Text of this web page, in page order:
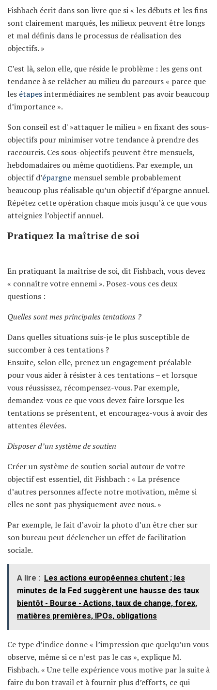
Fishbach écrit dans son livre que si « les débuts et les fins
sont clairement marqués, les milieux peuvent être longs
et mal définis dans le processus de réalisation des
objectifs. »
C’est là, selon elle, que réside le problème : les gens ont
tendance à se relâcher au milieu du parcours « parce que
les étapesintermédiaires ne semblent pas avoir beaucoup
d’importance ».
Son conseil est d' »attaquer le milieu » en fixant des sous-
objectifs pour minimiser votre tendance à prendre des
raccourcis. Ces sous-objectifs peuvent être mensuels,
hebdomadaires ou même quotidiens. Par exemple, un
objectif d’épargne mensuel semble probablement
beaucoup plus réalisable qu’un objectif d’épargne annuel.
Répétez cette opération chaque mois jusqu’à ce que vous
atteigniez l’objectif annuel.
Pratiquez la maîtrise de soi
En pratiquant la maîtrise de soi, dit Fishbach, vous devez
« connaître votre ennemi ». Posez-vous ces deux
questions :
Quelles sont mes principales tentations ?
Dans quelles situations suis-je le plus susceptible de
succomber à ces tentations ?
Ensuite, selon elle, prenez un engagement préalable
pour vous aider à résister à ces tentations – et lorsque
vous réussissez, récompensez-vous. Par exemple,
demandez-vous ce que vous devez faire lorsque les
tentations se présentent, et encouragez-vous à avoir des
attentes élevées.
Disposer d’un système de soutien
Créer un système de soutien social autour de votre
objectif est essentiel, dit Fishbach : « La présence
d’autres personnes affecte notre motivation, même si
elles ne sont pas physiquement avec nous. »
Par exemple, le fait d’avoir la photo d’un être cher sur
son bureau peut déclencher un effet de facilitation
sociale.
A lire :
Les actions européennes chutent ; les
minutes de la Fed suggèrent une hausse des taux
bientôt - Bourse - Actions, taux de change, forex,
matières premières, IPOs, obligations
Ce type d’indice donne « l’impression que quelqu’un vous
observe, même si ce n’est pas le cas », explique M.
Fishbach. « Une telle expérience vous motive par la suite à
faire du bon travail et à fournir plus d’efforts, ce qui